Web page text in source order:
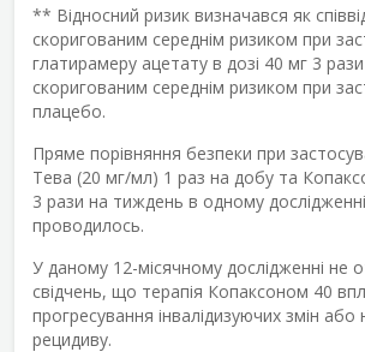
** Відносний ризик визначався як
скоригованим середнім ризиком при
глатирамеру ацетату в дозі 40 мг 3
скоригованим середнім ризиком при
плацебо.
Пряме порівняння безпеки при
Тева (20 мг/мл) 1 раз на добу та
3 рази на тиждень в одному
проводилось.
У даному 12-місячному дослідженні не
свідчень, що терапія Копаксоном 40
прогресування інвалідизуючих змін або
рецидиву.